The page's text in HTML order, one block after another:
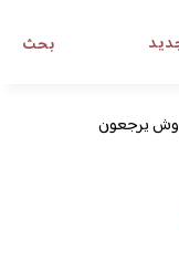
بحث
يرجعون